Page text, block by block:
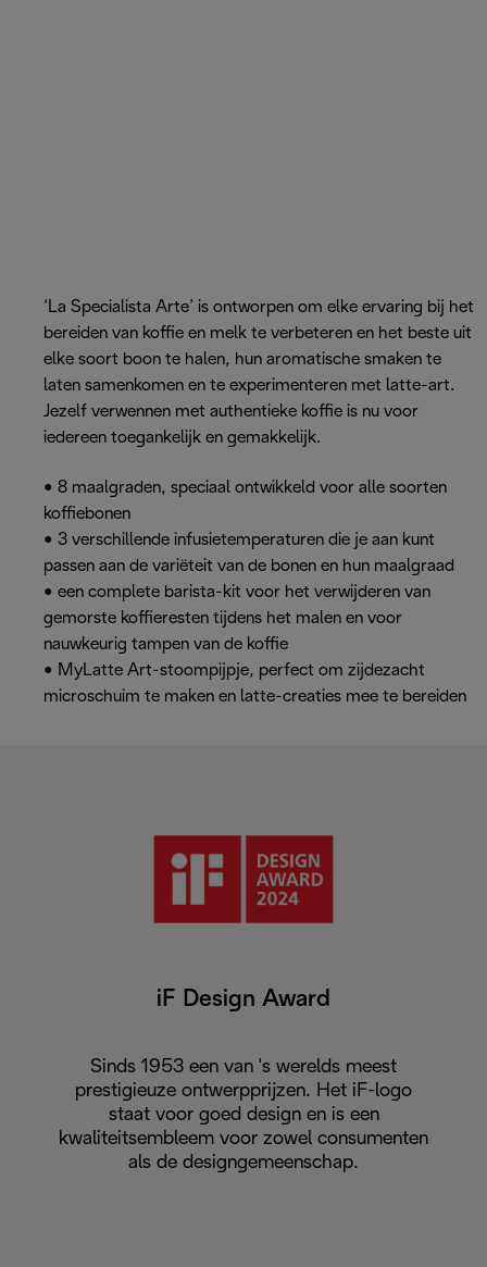
‘La Specialista Arte’ is ontworpen om elke ervaring bij het
bereiden van koffie en melk te verbeteren en het beste uit
elke soort boon te halen, hun aromatische smaken te
laten samenkomen en te experimenteren met latte-art.
Jezelf verwennen met authentieke koffie is nu voor
iedereen toegankelijk en gemakkelijk.
• 8 maalgraden, speciaal ontwikkeld voor alle soorten
koffiebonen
• 3 verschillende infusietemperaturen die je aan kunt
passen aan de variëteit van de bonen en hun maalgraad
• een complete barista-kit voor het verwijderen van
gemorste koffieresten tijdens het malen en voor
nauwkeurig tampen van de koffie
• MyLatte Art-stoompijpje, perfect om zijdezacht
microschuim te maken en latte-creaties mee te bereiden
iF Design Award
Sinds 1953 een van 's werelds meest
prestigieuze ontwerpprijzen. Het iF-logo
staat voor goed design en is een
kwaliteitsembleem voor zowel consumenten
als de designgemeenschap.